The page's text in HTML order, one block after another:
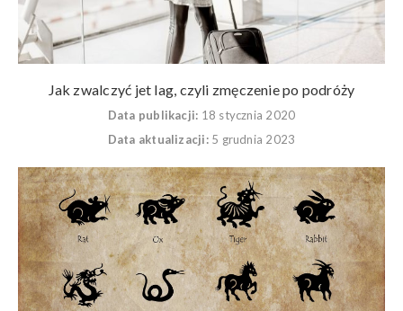
Jak zwalczyć jet lag, czyli zmęczenie po podróży
Data publikacji: 18 stycznia 2020
Data aktualizacji: 5 grudnia 2023